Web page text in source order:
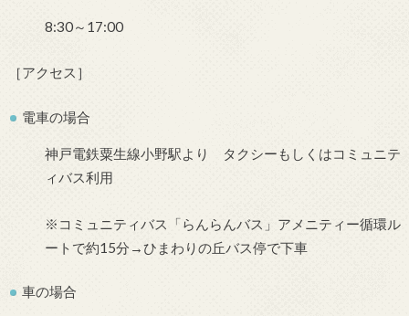
8:30～17:00
［アクセス］
電車の場合
神戸電鉄粟生線小野駅より タクシーもしくはコミュニテ
ィバス利用
※コミュニティバス「らんらんバス」アメニティー循環ル
ートで約15分→ひまわりの丘バス停で下車
車の場合